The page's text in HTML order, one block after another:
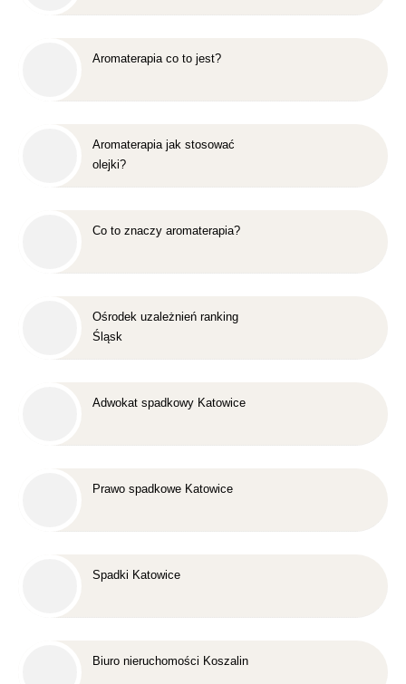
Aromaterapia co to jest?
Aromaterapia jak stosować
olejki?
Co to znaczy aromaterapia?
Ośrodek uzależnień ranking
Śląsk
Adwokat spadkowy Katowice
Prawo spadkowe Katowice
Spadki Katowice
Biuro nieruchomości Koszalin